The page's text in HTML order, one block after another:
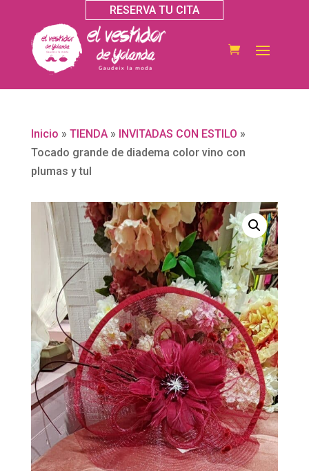
RESERVA TU CITA
Inicio » TIENDA» INVITADAS CON ESTILO »
Tocado grande de diadema color vino con
plumas y tul